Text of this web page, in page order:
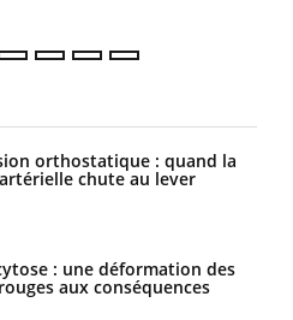
orthostatique : quand la
chute au lever
: une déformation des
aux conséquences